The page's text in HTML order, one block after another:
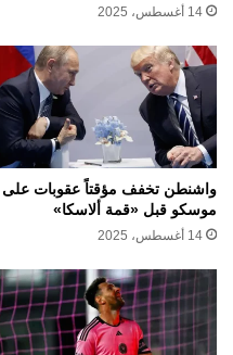
14 أغسطس، 2025
واشنطن تخفف مؤقتاً عقوبات على
موسكو قبل «قمة ألاسكا»
14 أغسطس، 2025